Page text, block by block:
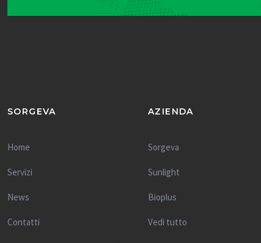
SORGEVA
Home
Servizi
News
Contatti
AZIENDA
Sorgeva
Sunlight
Bioplus
Vedi tutto